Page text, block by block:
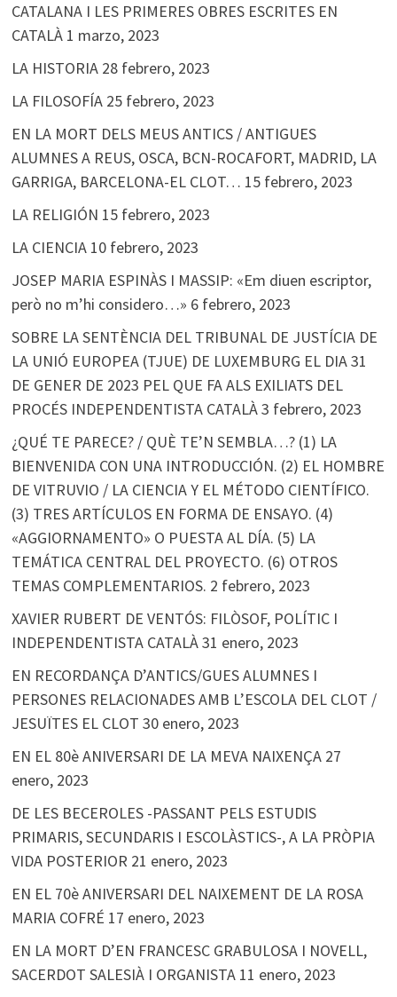
CATALANA I LES PRIMERES OBRES ESCRITES EN
CATALÀ 1 marzo, 2023
LA HISTORIA 28 febrero, 2023
LA FILOSOFÍA 25 febrero, 2023
EN LA MORT DELS MEUS ANTICS / ANTIGUES
ALUMNES A REUS, OSCA, BCN-ROCAFORT, MADRID, LA
GARRIGA, BARCELONA-EL CLOT… 15 febrero, 2023
LA RELIGIÓN 15 febrero, 2023
LA CIENCIA 10 febrero, 2023
JOSEP MARIA ESPINÀS I MASSIP: «Em diuen escriptor,
però no m’hi considero…» 6 febrero, 2023
SOBRE LA SENTÈNCIA DEL TRIBUNAL DE JUSTÍCIA DE
LA UNIÓ EUROPEA (TJUE) DE LUXEMBURG EL DIA 31
DE GENER DE 2023 PEL QUE FA ALS EXILIATS DEL
PROCÉS INDEPENDENTISTA CATALÀ3 febrero, 2023
¿QUÉ TE PARECE? / QUÈ TE’N SEMBLA…? (1) LA
BIENVENIDA CON UNA INTRODUCCIÓN. (2) EL HOMBRE
DE VITRUVIO / LA CIENCIA Y EL MÉTODO CIENTÍFICO.
(3) TRES ARTÍCULOS EN FORMA DE ENSAYO. (4)
«AGGIORNAMENTO» O PUESTA AL DÍA. (5) LA
TEMÁTICA CENTRAL DEL PROYECTO. (6) OTROS
TEMAS COMPLEMENTARIOS. 2 febrero, 2023
XAVIER RUBERT DE VENTÓS: FILÒSOF, POLÍTIC I
INDEPENDENTISTA CATALÀ31 enero, 2023
EN RECORDANÇA D’ANTICS/GUES ALUMNES I
PERSONES RELACIONADES AMB L’ESCOLA DEL CLOT /
JESUÏTES EL CLOT 30 enero, 2023
EN EL 80è ANIVERSARI DE LA MEVA NAIXENÇA 27
enero, 2023
DE LES BECEROLES -PASSANT PELS ESTUDIS
PRIMARIS, SECUNDARIS I ESCOLÀSTICS-, A LA PRÒPIA
VIDA POSTERIOR 21 enero, 2023
EN EL 70è ANIVERSARI DEL NAIXEMENT DE LA ROSA
MARIA COFRÉ 17 enero, 2023
EN LA MORT D’EN FRANCESC GRABULOSA I NOVELL,
SACERDOT SALESIÀ I ORGANISTA 11 enero, 2023